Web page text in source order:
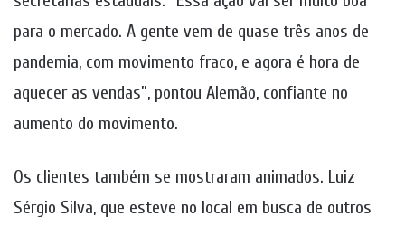
para o mercado. A gente vem de quase três anos de
pandemia, com movimento fraco, e agora é hora de
aquecer as vendas”, pontou Alemão, confiante no
aumento do movimento.
Os clientes também se mostraram animados. Luiz
Sérgio Silva, que esteve no local em busca de outros